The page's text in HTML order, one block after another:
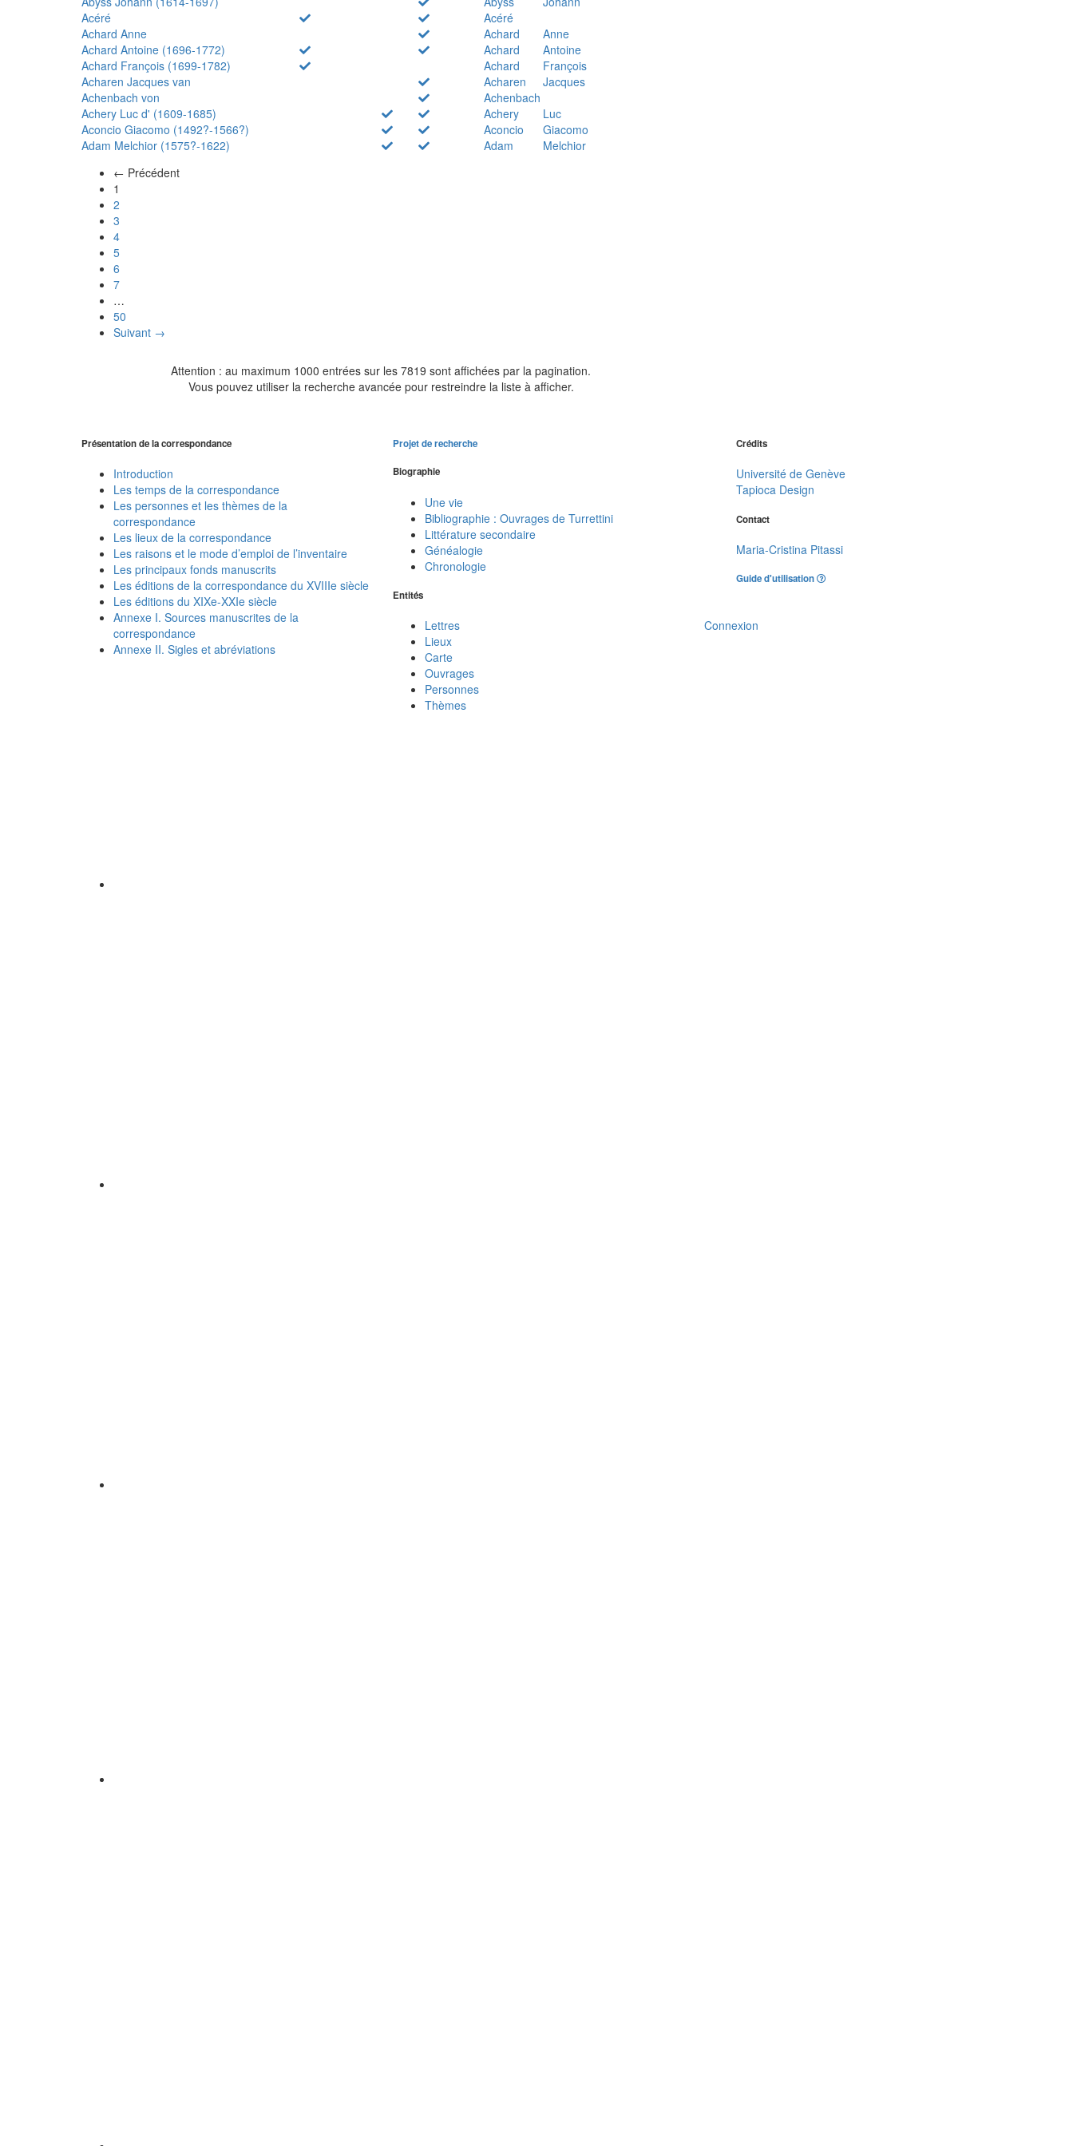
Acéré
Acéré
Achard Anne
Achard
Anne
Achard Antoine (1696-1772)
Achard
Antoine
Achard François (1699-1782)
Achard
François
Acharen Jacques van
Acharen
Jacques
Achenbach von
Achenbach
Achery Luc d' (1609-1685)
Achery
Luc
Aconcio Giacomo (1492?-1566?)
Aconcio
Giacomo
Adam Melchior (1575?-1622)
Adam
Melchior
← Précédent
1
2
3
4
5
6
7
…
50
Suivant →
Attention : au maximum 1000 entrées sur les 7819 sont affichées par la pagination.
Vous pouvez utiliser la recherche avancée pour restreindre la liste à afficher.
Présentation de la correspondance
Introduction
Les temps de la correspondance
Les personnes et les thèmes de la
correspondance
Les lieux de la correspondance
Les raisons et le mode d’emploi de l’inventaire
Les principaux fonds manuscrits
Les éditions de la correspondance du XVIIIe siècle
Les éditions du XIXe-XXIe siècle
Annexe I. Sources manuscrites de la
correspondance
Annexe II. Sigles et abréviations
Projet de recherche
Biographie
Une vie
Bibliographie : Ouvrages de Turrettini
Littérature secondaire
Généalogie
Chronologie
Entités
Lettres
Lieux
Carte
Ouvrages
Personnes
Thèmes
Crédits
Université de Genève
Tapioca Design
Contact
Maria-Cristina Pitassi
Guide d'utilisation
Connexion